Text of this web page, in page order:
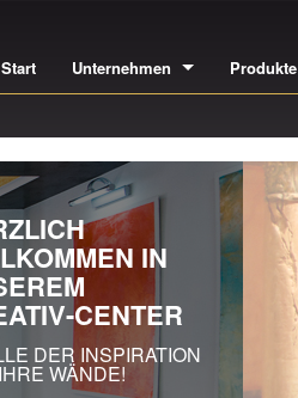
Start Unternehmen Produkte